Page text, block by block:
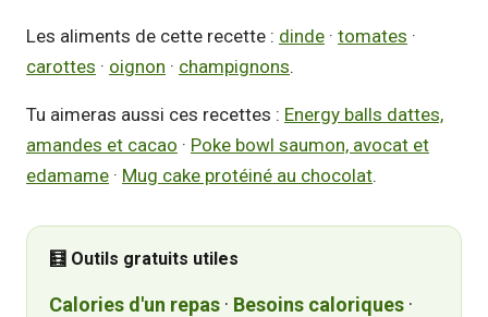
Les aliments de cette recette : dinde · tomates ·
carottes · oignon · champignons.
Tu aimeras aussi ces recettes : Energy balls dattes,
amandes et cacao · Poke bowl saumon, avocat et
edamame · Mug cake protéiné au chocolat.
🧮 Outils gratuits utiles
Calories d'un repas · Besoins caloriques ·